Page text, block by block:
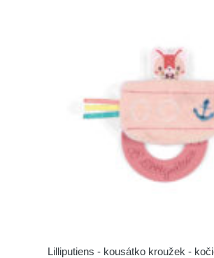
Lilliputiens - kousátko kroužek -